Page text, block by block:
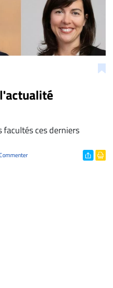
facultés ces derniers